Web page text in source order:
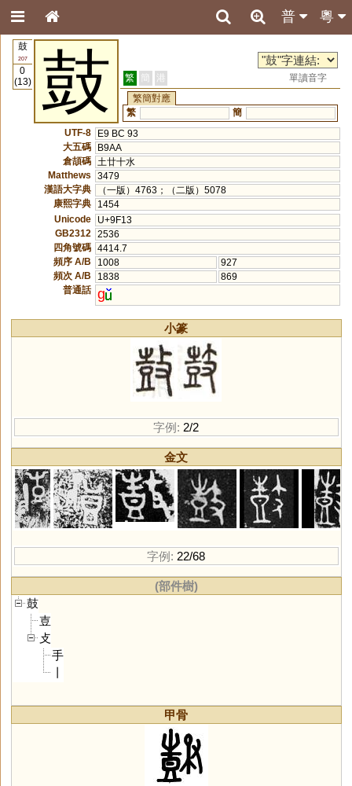
粵
普
鼓
207
0
(13)
鼓 繁 簡 港
單讀音字
繁簡對應
繁
簡
UTF-8
E9 BC 93
大五碼
B9AA
倉頡碼
土廿十水
Matthews
3479
漢語大字典
（一版）4763；（二版）5078
康熙字典
1454
Unicode
U+9F13
GB2312
2536
四角號碼 4414.7
頻序 A/B
1008
927
頻次 A/B
1838
869
普通話 g
小篆
字例: 2/2
金文
字例: 22/68
(部件樹)
鼓
壴
攴
手
甲骨